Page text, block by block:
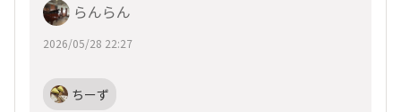
らんらん
2026/05/28 22:27
ちーず